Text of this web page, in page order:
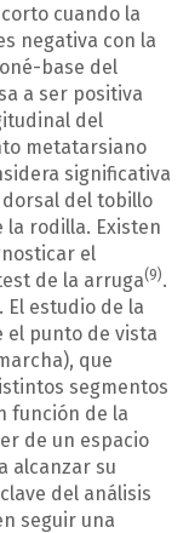
cuando la
negativa con la
base del
a ser positiva
del
metatarsiano
significativa
del tobillo
la rodilla. Existen
el
de la arruga(9).
El estudio de la
el punto de vista
que
segmentos
función de la
de un espacio
alcanzar su
del análisis
seguir una